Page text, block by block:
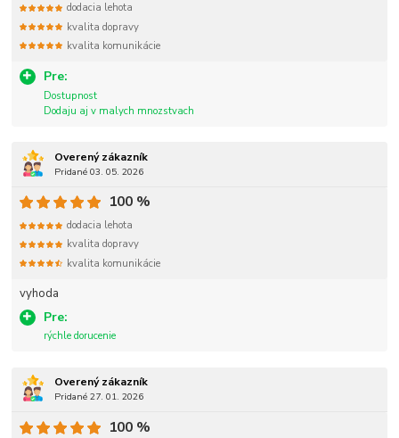
Pre:
Dostupnost
Dodaju aj v malych mnozstvach
dodacia lehota
kvalita dopravy
kvalita komunikácie
Overený zákazník
Pridané 03. 05. 2026
vyhoda
Pre:
rýchle dorucenie
100 %
dodacia lehota
kvalita dopravy
kvalita komunikácie
Overený zákazník
Pridané 27. 01. 2026
100 %